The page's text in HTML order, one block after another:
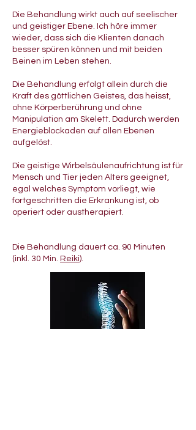
Die Behandlung wirkt auch auf seelischer
und geistiger Ebene. Ich höre immer
wieder, dass sich die Klienten danach
besser spüren können und mit beiden
Beinen im Leben stehen.
Die Behandlung erfolgt allein durch die
Kraft des göttlichen Geistes, das heisst,
ohne Körperberührung und ohne
Manipulation am Skelett. Dadurch werden
Energieblockaden auf allen Ebenen
aufgelöst.
Die geistige Wirbelsäulenaufrichtung ist für
Mensch und Tier jeden Alters geeignet,
egal welches Symptom vorliegt, wie
fortgeschritten die Erkrankung ist, ob
operiert oder austherapiert.
Die Behandlung dauert ca. 90 Minuten
(inkl. 30 Min. Reiki).